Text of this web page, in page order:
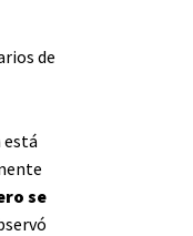
de
está
se